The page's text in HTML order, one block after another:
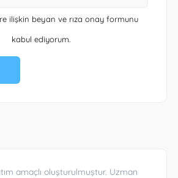
ilişkin beyan ve rıza onay formunu
kabul ediyorum.
amaçlı oluşturulmuştur. Uzman